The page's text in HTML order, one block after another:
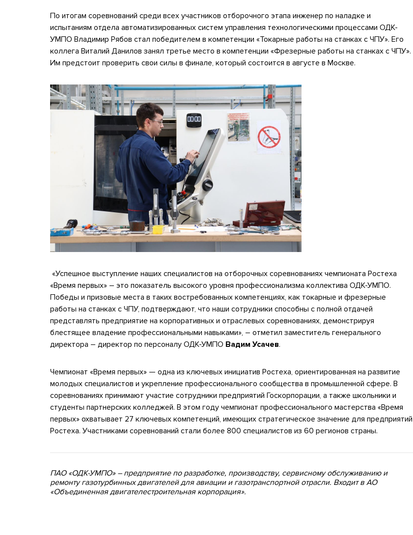
По итогам соревнований среди всех участников отборочного этапа инженер по наладке и
испытаниям отдела автоматизированных систем управления технологическими процессами ОДК-
УМПО Владимир Рябов стал победителем в компетенции «Токарные работы на станках с ЧПУ». Его
коллега Виталий Данилов занял третье место в компетенции «Фрезерные работы на станках с ЧПУ».
Им предстоит проверить свои силы в финале, который состоится в августе в Москве.
«Успешное выступление наших специалистов на отборочных соревнованиях чемпионата Ростеха
«Время первых» – это показатель высокого уровня профессионализма коллектива ОДК-УМПО.
Победы и призовые места в таких востребованных компетенциях, как токарные и фрезерные
работы на станках с ЧПУ, подтверждают, что наши сотрудники способны с полной отдачей
представлять предприятие на корпоративных и отраслевых соревнованиях, демонстрируя
блестящее владение профессиональными навыками», – отметил заместитель генерального
директора – директор по персоналу ОДК-УМПО Вадим Усачев.
Чемпионат «Время первых» — одна из ключевых инициатив Ростеха, ориентированная на развитие
молодых специалистов и укрепление профессионального сообщества в промышленной сфере. В
соревнованиях принимают участие сотрудники предприятий Госкорпорации, а также школьники и
студенты партнерских колледжей. В этом году чемпионат профессионального мастерства «Время
первых» охватывает 27 ключевых компетенций, имеющих стратегическое значение для предприятий
Ростеха. Участниками соревнований стали более 800 специалистов из 60 регионов страны.
ПАО «ОДК-УМПО» – предприятие по разработке, производству, сервисному обслуживанию и
ремонту газотурбинных двигателей для авиации и газотранспортной отрасли. Входит в АО
«Объединенная двигателестроительная корпорация».